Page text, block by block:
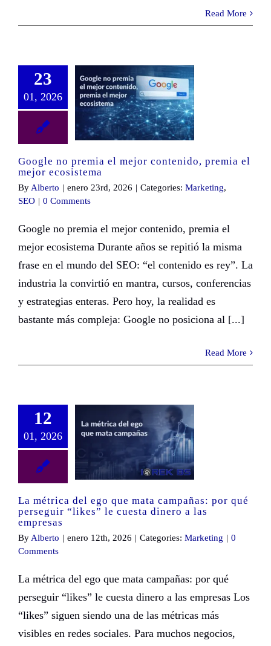
Read More
23
01, 2026
Google no premia el mejor contenido, premia el
mejor ecosistema
By Alberto | enero 23rd, 2026 | Categories: Marketing,
SEO | 0 Comments
Google no premia el mejor contenido, premia el
mejor ecosistema Durante años se repitió la misma
frase en el mundo del SEO: “el contenido es rey”. La
industria la convirtió en mantra, cursos, conferencias
y estrategias enteras. Pero hoy, la realidad es
bastante más compleja: Google no posiciona al [...]
Read More
12
01, 2026
La métrica del ego que mata campañas: por qué
perseguir “likes” le cuesta dinero a las
empresas
By Alberto | enero 12th, 2026 | Categories: Marketing | 0
Comments
La métrica del ego que mata campañas: por qué
perseguir “likes” le cuesta dinero a las empresas Los
“likes” siguen siendo una de las métricas más
visibles en redes sociales. Para muchos negocios,